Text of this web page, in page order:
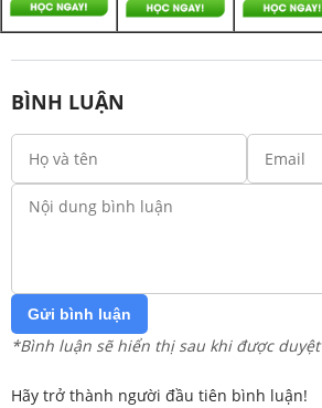
BÌNH LUẬN
Gửi bình luận
*Bình luận sẽ hiển thị sau khi được duyệt
Hãy trở thành người đầu tiên bình luận!